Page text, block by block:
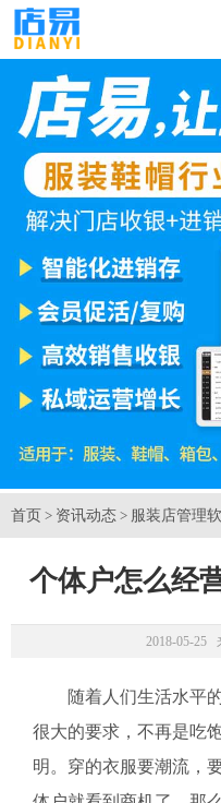
首页 > 资讯动态 > 服装店管理
个体户怎么经
2018-05-25
随着人们生活水平的
很大的要求，不再是吃
明。穿的衣服要潮流，